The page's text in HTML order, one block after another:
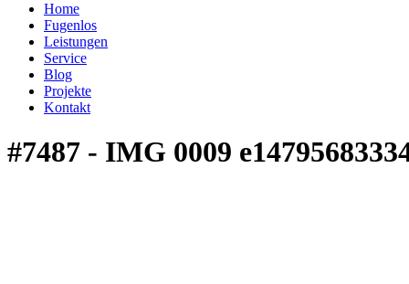
Home
Fugenlos
Leistungen
Service
Blog
Projekte
Kontakt
#7487 - IMG 0009